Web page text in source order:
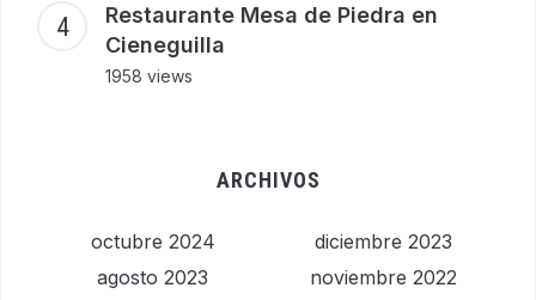
Restaurante Mesa de Piedra en
Cieneguilla
1958 views
ARCHIVOS
octubre 2024
diciembre 2023
agosto 2023
noviembre 2022